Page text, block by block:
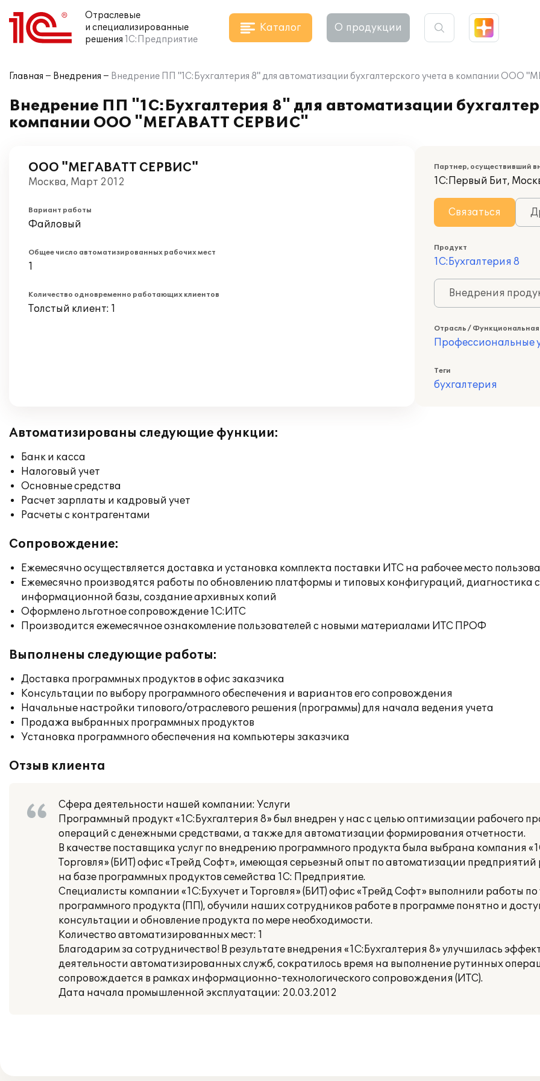
Отраслевые
и специализированные
решения 1С:Предприятие
Каталог О продукции
Главная Внедрения Внедрение ПП "1С:Бухгалтерия 8" для автоматизации бухгалтерского учета в компании ООО
Внедрение ПП "1С:Бухгалтерия 8" для автоматизации
компании ООО "МЕГАВАТТ СЕРВИС"
ООО "МЕГАВАТТ СЕРВИС"
Москва, Март 2012
Вариант работы
Файловый
Общее число автоматизированных рабочих мест
1
Количество одновременно работающих клиентов
Толстый клиент: 1
Партнер, осуществивший
1С:Первый Бит,
Связаться
Продукт
1С:Бухгалтерия 8
Внедрения
Отрасль / Функциональная
Профессиональные
Теги
бухгалтерия
Автоматизированы следующие функции:
Банк и касса
Налоговый учет
Основные средства
Расчет зарплаты и кадровый учет
Расчеты с контрагентами
Сопровождение:
Ежемесячно осуществляется доставка и установка комплекта поставки ИТС на рабочее место
Ежемесячно производятся работы по обновлению платформы и типовых конфигураций, диагностика
информационной базы, создание архивных копий
Оформлено льготное сопровождение 1С:ИТС
Производится ежемесячное ознакомление пользователей с новыми материалами ИТС ПРОФ
Выполнены следующие работы:
Доставка программных продуктов в офис заказчика
Консультации по выбору программного обеспечения и вариантов его сопровождения
Начальные настройки типового/отраслевого решения (программы) для начала ведения учета
Продажа выбранных программных продуктов
Установка программного обеспечения на компьютеры заказчика
Отзыв клиента
Сфера деятельности нашей компании: Услуги
Программный продукт «1С:Бухгалтерия 8» был внедрен у нас с целью оптимизации рабочего
операций с денежными средствами, а также для автоматизации формирования отчетности.
В качестве поставщика услуг по внедрению программного продукта была выбрана компания
Торговля» (БИТ) офис «Трейд Софт», имеющая серьезный опыт по автоматизации предприятий
на базе программных продуктов семейства 1С: Предприятие.
Специалисты компании «1С:Бухучет и Торговля» (БИТ) офис «Трейд Софт» выполнили работы по
программного продукта (ПП), обучили наших сотрудников работе в программе понятно и
консультации и обновление продукта по мере необходимости.
Количество автоматизированных мест: 1
Благодарим за сотрудничество! В результате внедрения «1С:Бухгалтерия 8» улучшилась
деятельности автоматизированных служб, сократилось время на выполнение рутинных
сопровождается в рамках информационно-технологического сопровождения (ИТС).
Дата начала промышленной эксплуатации: 20.03.2012